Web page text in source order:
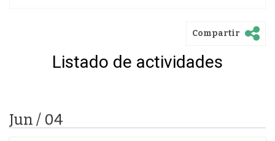
Compartir
Listado de actividades
Jun / 04